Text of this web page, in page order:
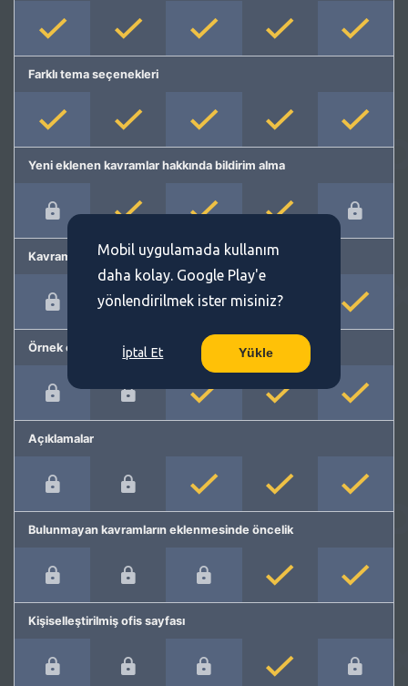
Farklı tema seçenekleri
Yeni eklenen kavramlar hakkında bildirim alma
Kavram önerme
Örnek cümleler
Açıklamalar
Bulunmayan kavramların eklenmesinde öncelik
Kişiselleştirilmiş ofis sayfası
Mobil uygulamada kullanım
daha kolay. Google Play'e
yönlendirilmek ister misiniz?
İptal Et Yükle